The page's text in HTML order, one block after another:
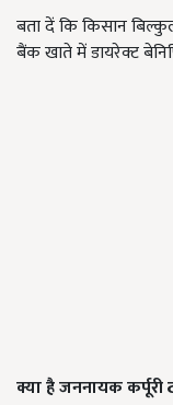
बता दें कि किसान
बैंक खाते में डायरेक्ट
क्या है जननायक कर्पूरी